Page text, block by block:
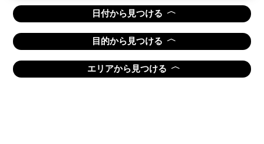
日付から見つける 〈
目的から見つける 〈
エリアから見つける 〈